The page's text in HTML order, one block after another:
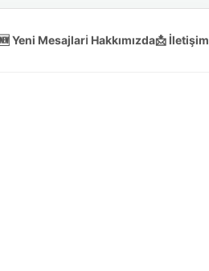
Yeni Mesajlarℹ️ Hakkımızda📩 İletişim